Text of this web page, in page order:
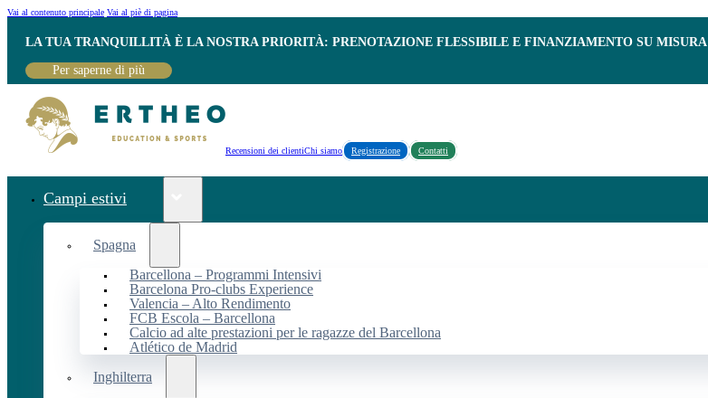
Vai al contenuto principale Vai al piè di pagina
LA TUA TRANQUILLITÀ È LA NOSTRA PRIORITÀ: PRENOTAZIONE FLESSIBILE E FINANZIAMENTO SU MISURA
Per saperne di più
Recensioni dei clientiChi siamo Registrazione Contatti
Campi estivi
Spagna
Barcellona – Programmi Intensivi
Barcelona Pro-clubs Experience
Valencia – Alto Rendimento
FCB Escola – Barcellona
Calcio ad alte prestazioni per le ragazze del Barcellona
Atlético de Madrid
Inghilterra